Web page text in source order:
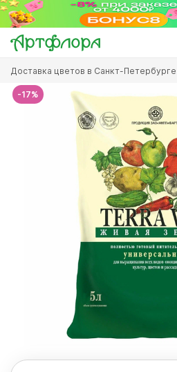
Перейти
основному
содержанию
Вы
здесь
Доставка цветов в Санкт-Петербурге
-17%